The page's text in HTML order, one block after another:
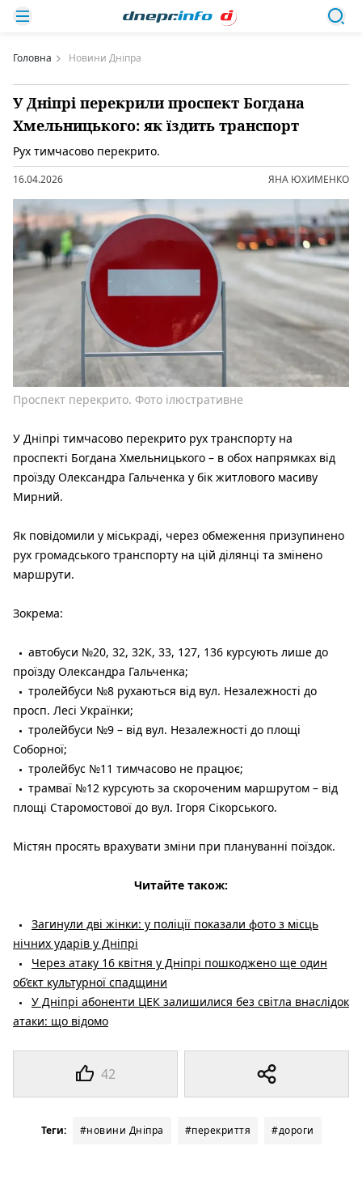
Головна Новини Дніпра
У Дніпрі перекрили проспект Богдана
Хмельницького: як їздить транспорт
Рух тимчасово перекрито.
16.04.2026 ЯНА ЮХИМЕНКО
42
Проспект перекрито. Фото ілюстративне
У Дніпрі тимчасово перекрито рух транспорту на
проспекті Богдана Хмельницького – в обох напрямках від
проїзду Олександра Гальченка у бік житлового масиву
Мирний.
Як повідомили у міськраді, через обмеження призупинено
рух громадського транспорту на цій ділянці та змінено
маршрути.
Зокрема:
автобуси №20, 32, 32К, 33, 127, 136 курсують лише до
проїзду Олександра Гальченка;
тролейбуси №8 рухаються від вул. Незалежності до
просп. Лесі Українки;
тролейбуси №9 – від вул. Незалежності до площі
Соборної;
тролейбус №11 тимчасово не працює;
трамваї №12 курсують за скороченим маршрутом – від
площі Старомостової до вул. Ігоря Сікорського.
Містян просять врахувати зміни при плануванні поїздок.
Читайте також:
Загинули дві жінки: у поліції показали фото з місць
нічних ударів у Дніпрі
Через атаку 16 квітня у Дніпрі пошкоджено ще один
об’єкт культурної спадщини
У Дніпрі абоненти ЦЕК залишилися без світла внаслідок
атаки: що відомо
Теги: #новини Дніпра #перекриття #дороги